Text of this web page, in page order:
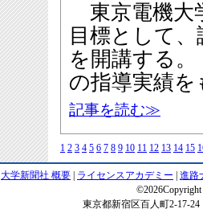
東京電機大
目標として
を開講する
の指導実績
記事を読む≫
1 2 3 4 5 6 7 8 9 10 11 12 13 14 15
大学新聞社 概要 ライセンスアカデミー
進路
©2026Copyright
東京都新宿区百人町2-17-